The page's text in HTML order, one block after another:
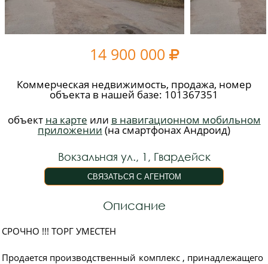
14 900 000 
Коммерческая недвижимость, продажа, номер
объекта в нашей базе: 101367351
объект на карте или в навигационном мобильном
приложении (на смартфонах Андроид)
Вокзальная ул., 1, Гвардейск
Описание
СРОЧНО !!! ТОРГ УМЕСТЕН
Пpoдaeтcя пpоизвoдственный комплекc , принадлежащего